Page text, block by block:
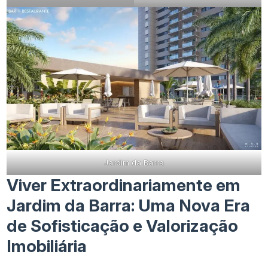
Jardim da Barra
Viver Extraordinariamente em
Jardim da Barra: Uma Nova Era
de Sofisticação e Valorização
Imobiliária